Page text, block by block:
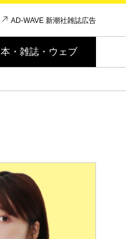
AD-WAVE 新潮社雑誌広告
本・雑誌・ウェブ